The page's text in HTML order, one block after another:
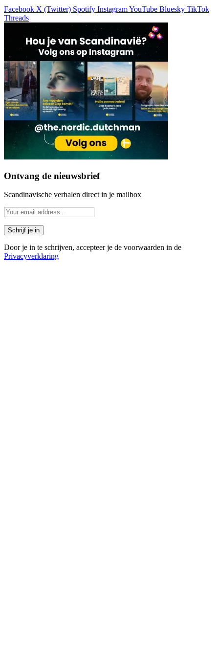
Facebook X (Twitter) Spotify InstagramYouTube Bluesky TikTok
Threads
Ontvang de nieuwsbrief
Scandinavische verhalen direct in je mailbox
Door je in te schrijven, accepteer je de voorwaarden in de
Privacyverklaring